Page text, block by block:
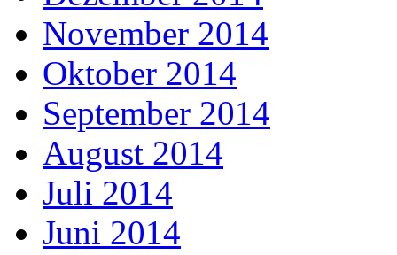
November 2014
Oktober 2014
September 2014
August 2014
Juli 2014
Juni 2014